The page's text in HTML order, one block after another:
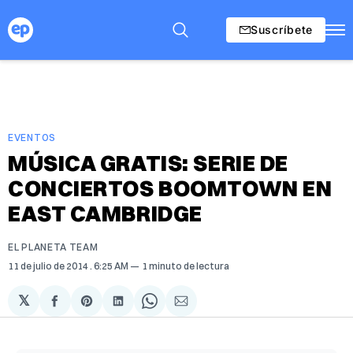
Suscríbete
EVENTOS
MÚSICA GRATIS: SERIE DE
CONCIERTOS BOOMTOWN EN
EAST CAMBRIDGE
EL PLANETA TEAM
11 de julio de 2014 . 6:25 AM 1 minuto de lectura
𝕏
Compartir
en
Share
on
Compartir
en
Share
on
Compartir
via